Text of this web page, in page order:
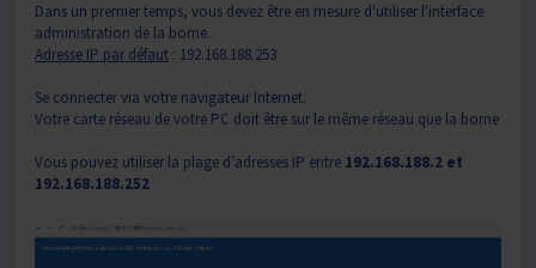
Dans un premier temps, vous devez être en mesure d'utiliser l'interface
administration de la borne.
Adresse IP par défaut : 192.168.188.253
Se connecter via votre navigateur Internet.
Votre carte réseau de votre PC doit être sur le même réseau que la borne
Vous pouvez utiliser la plage d’adresses IP entre 192.168.188.2 et
192.168.188.252